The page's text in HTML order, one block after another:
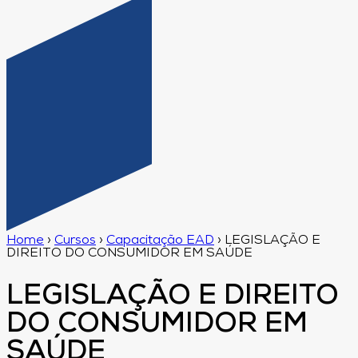
Home › Cursos › Capacitação EAD › LEGISLAÇÃO E
DIREITO DO CONSUMIDOR EM SAÚDE
LEGISLAÇÃO E DIREITO
DO CONSUMIDOR EM